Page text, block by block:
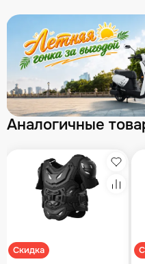
Аналогичные
Скидка